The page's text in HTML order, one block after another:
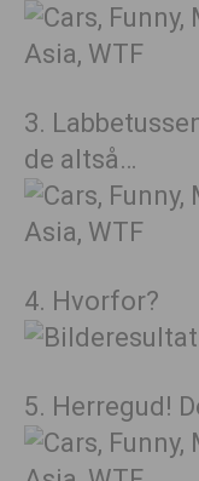
3.
de altså…
4. Hvorfor?
5. Herregud!